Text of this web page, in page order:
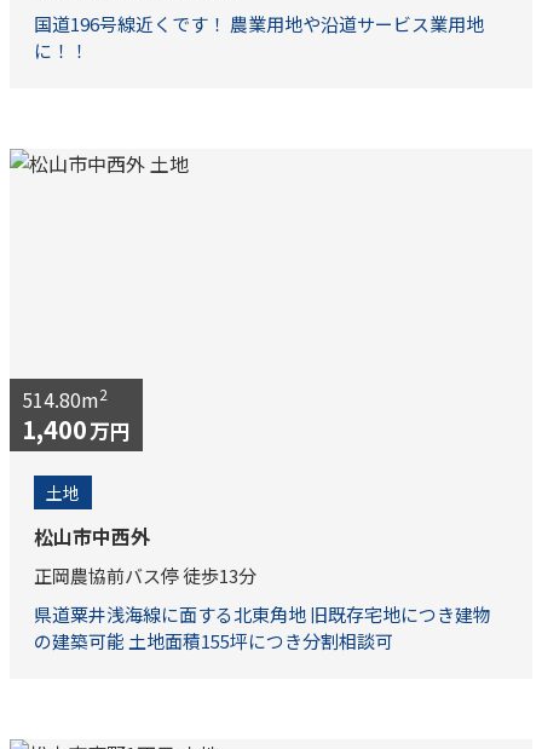
国道196号線近くです！ 農業用地や沿道サービス業用地
に！！
514.80m2
1,400万円
土地
松山市中西外
正岡農協前バス停 徒歩13分
県道粟井浅海線に面する北東角地 旧既存宅地につき建物
の建築可能 土地面積155坪につき分割相談可